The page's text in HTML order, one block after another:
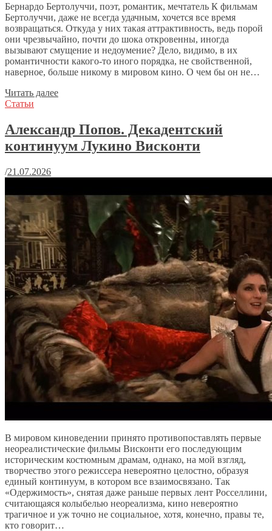
Бернардо Бертолуччи, поэт, романтик, мечтатель К фильмам
Бертолуччи, даже не всегда удачным, хочется все время
возвращаться. Откуда у них такая аттрактивность, ведь порой
они чрезвычайно, почти до шока откровенны, иногда
вызывают смущение и недоумение? Дело, видимо, в их
романтичности какого-то иного порядка, не свойственной,
наверное, больше никому в мировом кино. О чем бы он не…
Читать далее
Статьи
Александр Попов. Декадентский
континуум Лукино Висконти
/21.07.2026
В мировом киноведении принято противопоставлять первые
неореалистические фильмы Висконти его последующим
историческим костюмным драмам, однако, на мой взгляд,
творчество этого режиссера невероятно целостно, образуя
единый континуум, в котором все взаимосвязано. Так
«Одержимость», снятая даже раньше первых лент Росселлини,
считающаяся колыбелью неореализма, кино невероятно
трагичное и уж точно не социальное, хотя, конечно, правы те,
кто говорит…